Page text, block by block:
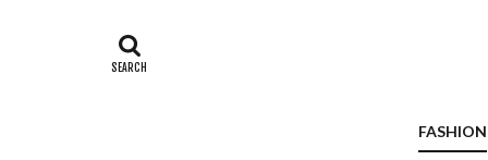
FASHION